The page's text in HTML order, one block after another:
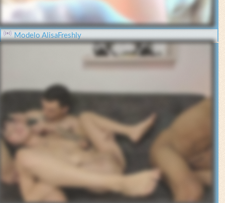
Modelo AlisaFreshly